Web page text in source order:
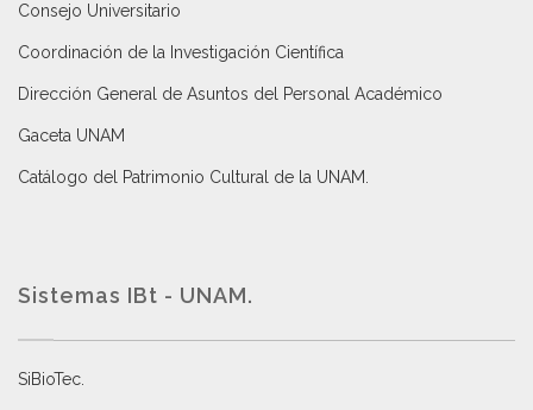
Consejo Universitario
Coordinación de la Investigación Científica
Dirección General de Asuntos del Personal Académico
Gaceta UNAM
Catálogo del Patrimonio Cultural de la UNAM.
Sistemas IBt - UNAM.
SiBioTec